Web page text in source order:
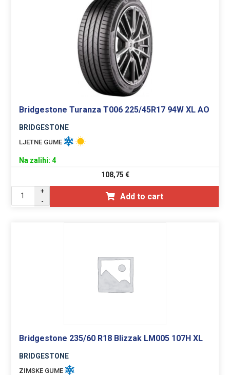
Bridgestone Turanza T006 225/45R17 94W XL AO
BRIDGESTONE
LJETNE GUME
Na zalihi: 4
108,75 €
+
-
Add to cart
Bridgestone 235/60 R18 Blizzak LM005 107H XL
BRIDGESTONE
ZIMSKE GUME